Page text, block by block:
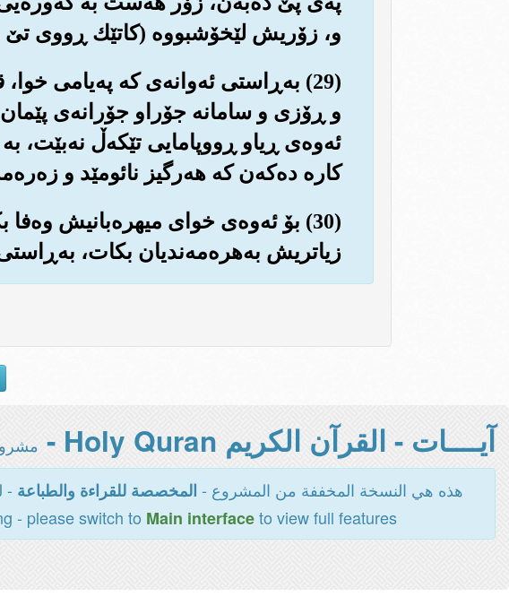
و، زۆریش لێخۆشبووه (کاتێك ڕووی
(29) به‌ڕاستی ئه‌وانه‌ی که په‌یامی
و ڕۆزی و سامانه جۆراو جۆرانه‌ی پێمان
ئه‌وه‌ی ڕیاو ڕووپامایی تێکه‌ڵ نه‌بێت،
کاره ده‌که‌ن که هه‌رگیز نائومێد و
(30) بۆ ئه‌وه‌ی خوای میهره‌بانیش
زیاتریش به‌هره‌مه‌ندیان بکات،
آيــــات - القرآن الكريم Holy Quran -
هذه هي النسخة المخففة من المشروع - المخصصة للقراءة والطباعة -
- please switch to Main interfaceto view full features